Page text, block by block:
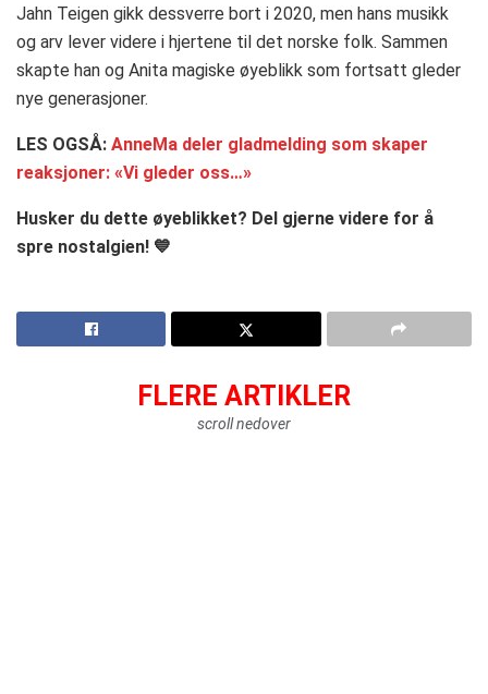
Jahn Teigen gikk dessverre bort i 2020, men hans musikk
og arv lever videre i hjertene til det norske folk. Sammen
skapte han og Anita magiske øyeblikk som fortsatt gleder
nye generasjoner.
LES OGSÅ: AnneMa deler gladmelding som skaper
reaksjoner: «Vi gleder oss…»
Husker du dette øyeblikket? Del gjerne videre for å
spre nostalgien! 💙
FLERE ARTIKLER
scroll nedover